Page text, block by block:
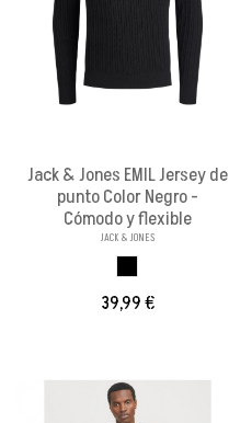
Jack & Jones EMIL Jersey de
punto Color Negro -
Cómodo y flexible
JACK & JONES
39,99 €